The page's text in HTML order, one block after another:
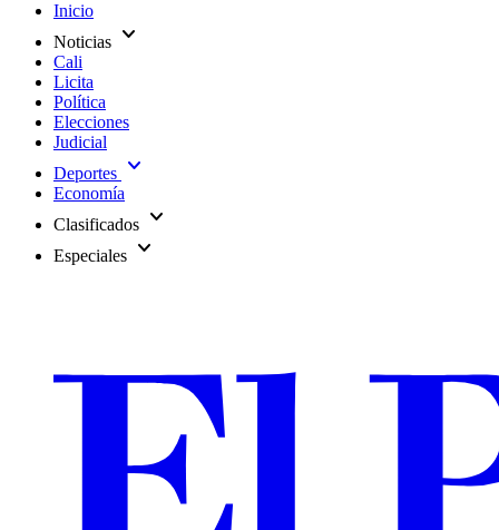
Inicio
Noticias expand_more
Cali
Licita
Política
Elecciones
Judicial
Deportes expand_more
Economía
Clasificados expand_more
Especiales expand_more